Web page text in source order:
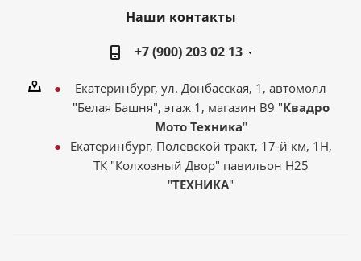
Наши контакты
+7 (900) 203 02 13
Екатеринбург, ул. Донбасская, 1, автомолл
"Белая Башня", этаж 1, магазин В9 "Квадро
Мото Техника"
Екатеринбург, Полевской тракт, 17-й км, 1Н,
ТК "Колхозный Двор" павильон Н25
"ТЕХНИКА"